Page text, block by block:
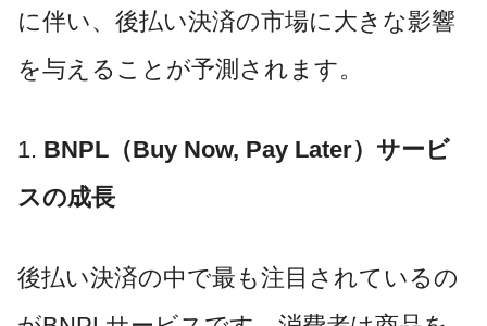
に伴い、後払い決済の市場に大きな影響
を与えることが予測されます。
1. BNPL（Buy Now, Pay Later）サービ
スの成長
後払い決済の中で最も注目されているの